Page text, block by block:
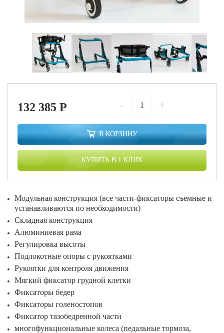
132 385P - +
В КОРЗИНУ
КУПИТЬ В 1 КЛИК
Модульная конструкция (все части-фиксаторы съемные и
устанавливаются по необходимости)
Складная конструкция
Алюминиевая рама
Регулировка высоты
Подлокотные опоры с рукоятками
Рукоятки для контроля движения
Мягкий фиксатор грудной клетки
Фиксаторы бедер
Фиксаторы голеностопов
Фиксатор тазобедренной части
многофункциональные колеса (педальные тормоза,